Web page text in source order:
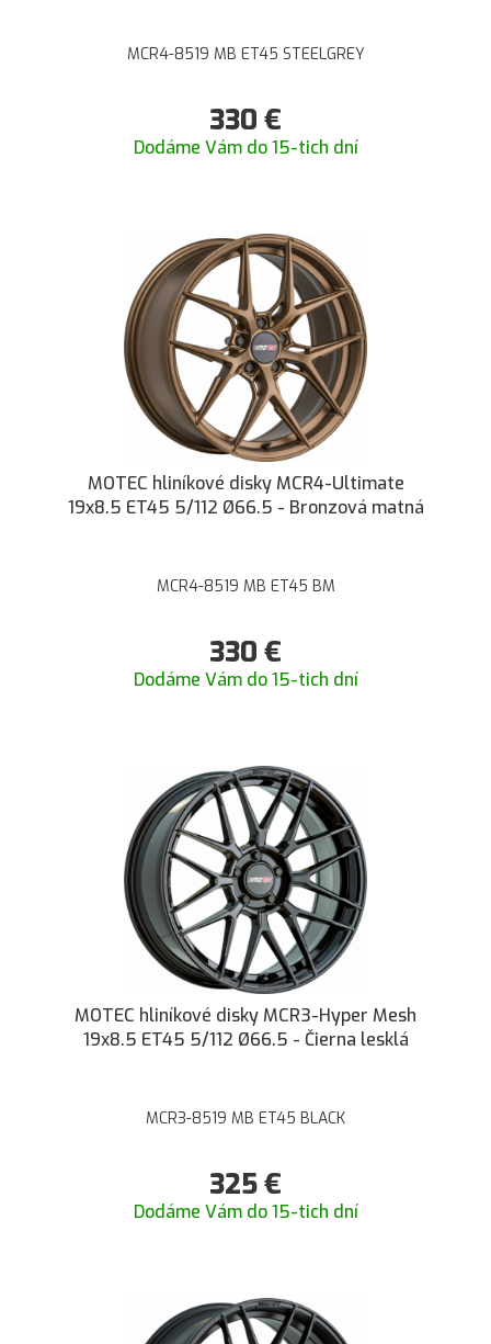
MCR4-8519 MB ET45 STEELGREY
330 €
Dodáme Vám do 15-tich dní
MOTEC hliníkové disky MCR4-Ultimate
19x8.5 ET45 5/112 Ø66.5 - Bronzová matná
MCR4-8519 MB ET45 BM
330 €
Dodáme Vám do 15-tich dní
MOTEC hliníkové disky MCR3-Hyper Mesh
19x8.5 ET45 5/112 Ø66.5 - Čierna lesklá
MCR3-8519 MB ET45 BLACK
325€
Dodáme Vám do 15-tich dní